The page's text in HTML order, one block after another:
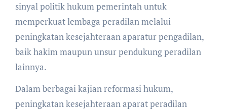
sinyal politik hukum pemerintah untuk
memperkuat lembaga peradilan melalui
peningkatan kesejahteraan aparatur pengadilan,
baik hakim maupun unsur pendukung peradilan
lainnya.
Dalam berbagai kajian reformasi hukum,
peningkatan kesejahteraan aparat peradilan